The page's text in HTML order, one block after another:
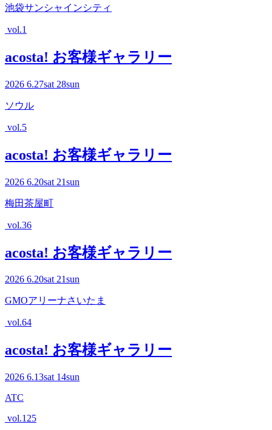
池袋サンシャインシティ
vol.1
acosta! お客様ギャラリー
2026 6.27sat 28sun
ソウル
vol.5
acosta! お客様ギャラリー
2026 6.20sat 21sun
梅田茶屋町
vol.36
acosta! お客様ギャラリー
2026 6.20sat21sun
GMOアリーナさいたま
vol.64
acosta! お客様ギャラリー
2026 6.13sat 14sun
ATC
vol.125